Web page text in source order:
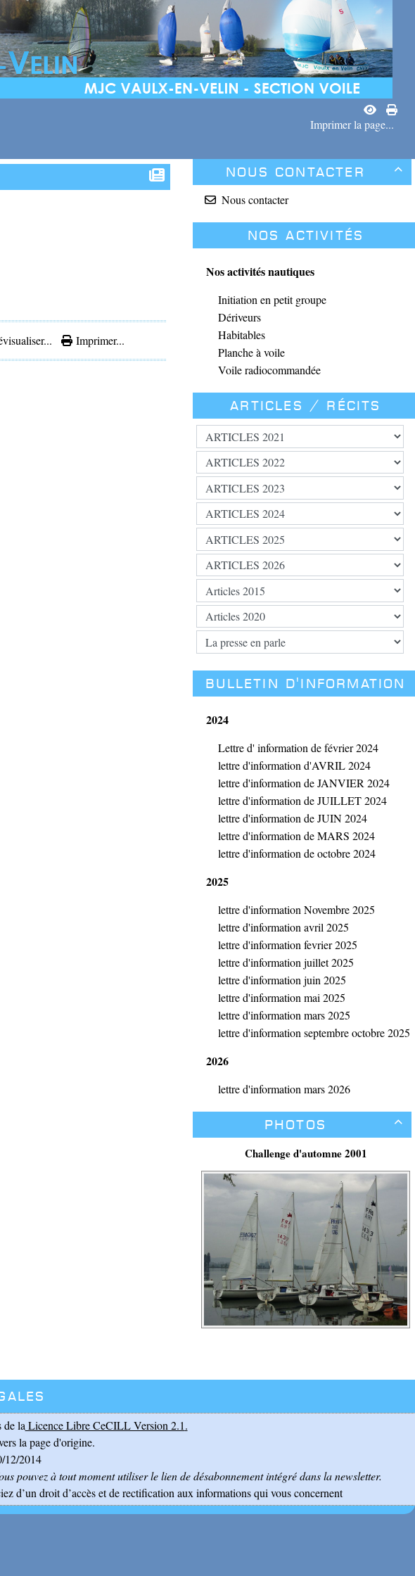
Imprimer la page...
Imprimer...

Nous contacter
Nous contacter
Nos activités
Nos activités nautiques
Initiation en petit groupe
Dériveurs
Habitables
Planche à voile
Voile radiocommandée
Articles / Récits
BULLETIN D'INFORMATION
2024
Lettre d' information de février 2024
lettre d'information d'AVRIL 2024
lettre d'information de JANVIER 2024
lettre d'information de JUILLET 2024
lettre d'information de JUIN 2024
lettre d'information de MARS 2024
lettre d'information de octobre 2024
2025
lettre d'information Novembre 2025
lettre d'information avril 2025
lettre d'information fevrier 2025
lettre d'information juillet 2025
lettre d'information juin 2025
lettre d'information mai 2025
lettre d'information mars 2025
lettre d'information septembre octobre 2025
2026
lettre d'information mars 2026

Photos
Challenge d'automne 2001
de la Licence Libre CeCILL Version 2.1.
la page d'origine.
12/2014
pouvez à tout moment utiliser le lien de désabonnement intégré dans la newsletter.
d’un droit d’accès et de rectification aux informations qui vous concernent